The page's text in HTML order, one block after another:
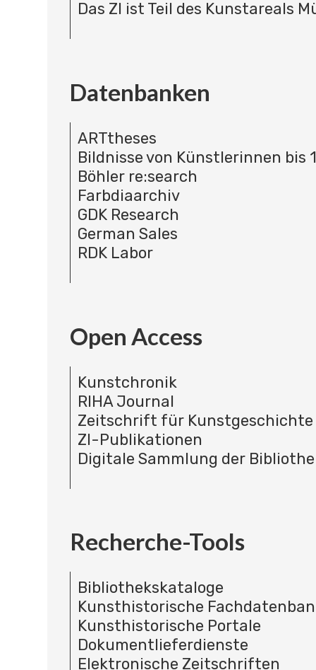
Das ZI ist Teil des Kunstareals
Datenbanken
ARTtheses
Bildnisse von Künstlerinnen bis
Böhler re:search
Farbdiaarchiv
GDK Research
German Sales
RDK Labor
Open Access
Kunstchronik
RIHA Journal
Zeitschrift für Kunstgeschichte
ZI-Publikationen
Digitale Sammlung der
Recherche-Tools
Bibliothekskataloge
Kunsthistorische
Kunsthistorische Portale
Dokumentlieferdienste
Elektronische Zeitschriften